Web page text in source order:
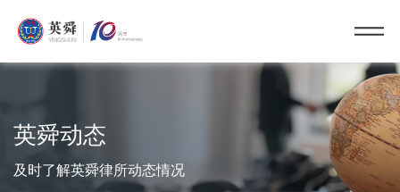
英舜动态
及时了解英舜律所动态情况